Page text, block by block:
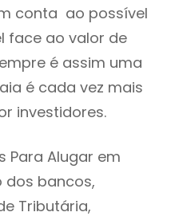
conta ao possível
face ao valor de
é assim uma
é cada vez mais
investidores.
Para Alugar em
dos bancos,
Tributária,